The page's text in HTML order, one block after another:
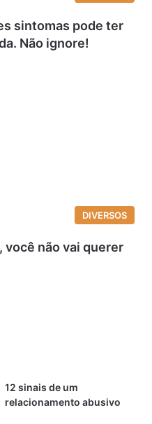
sintomas pode ter
Não ignore!
DIVERSOS
você não vai querer
12 sinais de um
relacionamento abusivo